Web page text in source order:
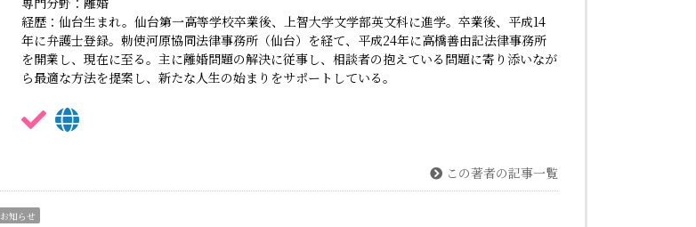
経歴：仙台生まれ。仙台第一高等学校卒業後、上智大学文学部英文科に進学。卒業後、平成14
年に弁護士登録。勅使河原協同法律事務所（仙台）を経て、平成24年に高橋善由記法律事務所
を開業し、現在に至る。主に離婚問題の解決に従事し、相談者の抱えている問題に寄り添いなが
ら最適な方法を提案し、新たな人生の始まりをサポートしている。
この著者の記事一覧
お知らせ